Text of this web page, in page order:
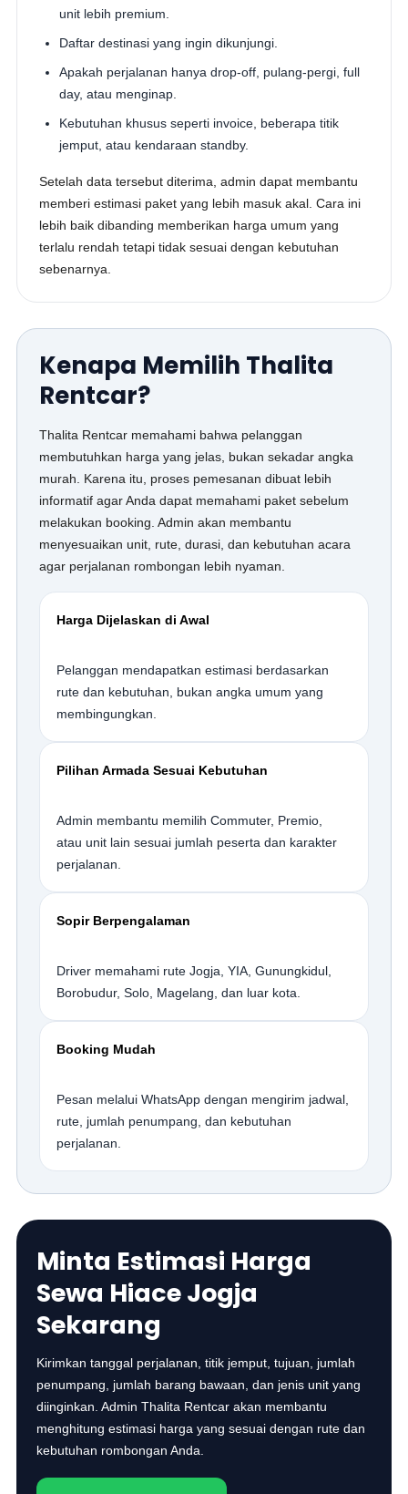
unit lebih premium.
Daftar destinasi yang ingin dikunjungi.
Apakah perjalanan hanya drop-off, pulang-pergi, full
day, atau menginap.
Kebutuhan khusus seperti invoice, beberapa titik
jemput, atau kendaraan standby.
Setelah data tersebut diterima, admin dapat membantu
memberi estimasi paket yang lebih masuk akal. Cara ini
lebih baik dibanding memberikan harga umum yang
terlalu rendah tetapi tidak sesuai dengan kebutuhan
sebenarnya.
Kenapa Memilih Thalita
Rentcar?
Thalita Rentcar memahami bahwa pelanggan
membutuhkan harga yang jelas, bukan sekadar angka
murah. Karena itu, proses pemesanan dibuat lebih
informatif agar Anda dapat memahami paket sebelum
melakukan booking. Admin akan membantu
menyesuaikan unit, rute, durasi, dan kebutuhan acara
agar perjalanan rombongan lebih nyaman.
Harga Dijelaskan di Awal
Pelanggan mendapatkan estimasi berdasarkan
rute dan kebutuhan, bukan angka umum yang
membingungkan.
Pilihan Armada Sesuai Kebutuhan
Admin membantu memilih Commuter, Premio,
atau unit lain sesuai jumlah peserta dan karakter
perjalanan.
Sopir Berpengalaman
Driver memahami rute Jogja, YIA, Gunungkidul,
Borobudur, Solo, Magelang, dan luar kota.
Booking Mudah
Pesan melalui WhatsApp dengan mengirim jadwal,
rute, jumlah penumpang, dan kebutuhan
perjalanan.
Minta Estimasi Harga
Sewa Hiace Jogja
Sekarang
Kirimkan tanggal perjalanan, titik jemput, tujuan, jumlah
penumpang, jumlah barang bawaan, dan jenis unit yang
diinginkan. Admin Thalita Rentcar akan membantu
menghitung estimasi harga yang sesuai dengan rute dan
kebutuhan rombongan Anda.